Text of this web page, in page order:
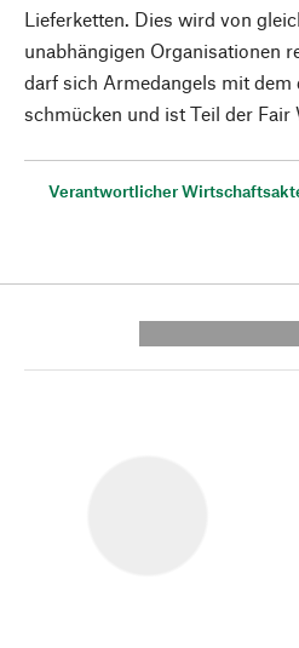
Lieferketten. Dies wird von
unabhängigen Organisationen
darf sich Armedangels mit dem
schmücken und ist Teil der Fair
Verantwortlicher